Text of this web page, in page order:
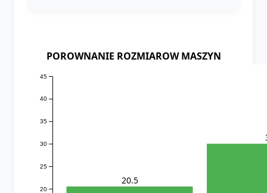
POROWNANIE ROZMIAROW MASZYN
20
25
30
35
40
45
20.5